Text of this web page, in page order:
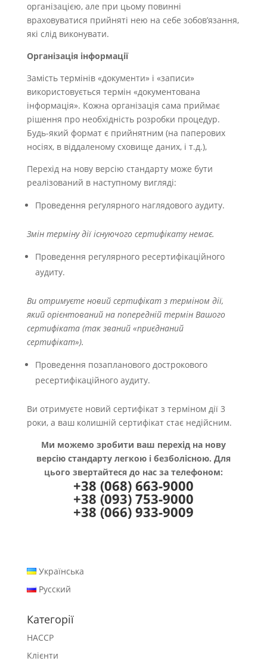
організацією, але при цьому повинні
враховуватися прийняті нею на себе зобов’язання,
які слід виконувати.
Організація інформації
Замість термінів «документи» і «записи»
використовується термін «документована
інформація». Кожна організація сама приймає
рішення про необхідність розробки процедур.
Будь-який формат є прийнятним (на паперових
носіях, в віддаленому сховище даних, і т.д.),
Перехід на нову версію стандарту може бути
реалізований в наступному вигляді:
Проведення регулярного наглядового аудиту.
Змін терміну дії існуючого сертифікату немає.
Проведення регулярного ресертифікаційного
аудиту.
Ви отримуєте новий сертифікат з терміном дії,
який орієнтований на попередній термін Вашого
сертифіката (так званий «приєднаний
сертифікат»).
Проведення позапланового дострокового
ресертифікаційного аудиту.
Ви отримуєте новий сертифікат з терміном дії 3
роки, а ваш колишній сертифікат стає недійсним.
Ми можемо зробити ваш перехід на нову
версію стандарту легкою і безболісною. Для
цього звертайтеся до нас за телефоном:
+38 (068) 663-9000
+38 (093) 753-9000
+38 (066) 933-9009
Українська
Русский
Категорії
HACCP
Клієнти